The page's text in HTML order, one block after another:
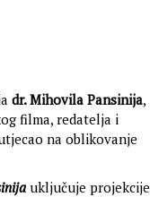
dr. Mihovila Pansinija,
filma, redatelja i
na oblikovanje
uključuje projekcije